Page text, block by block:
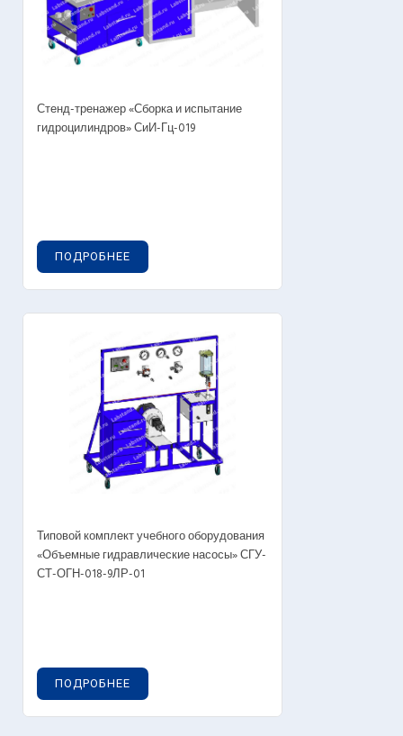
Стенд-тренажер «Сборка и испытание
гидроцилиндров» СиИ-Гц-019
ПОДРОБНЕЕ
Типовой комплект учебного оборудования
«Объемные гидравлические насосы» СГУ-
СТ-ОГН-018-9ЛР-01
ПОДРОБНЕЕ